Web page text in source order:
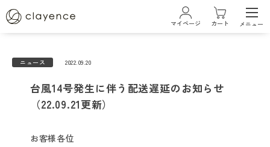
ブランド
クレイエンスについて
マイページ カート メニュー
ニュース 2022.09.20
台風14号発生に伴う配送遅延のお知らせ
（22.09.21更新）
お客様各位